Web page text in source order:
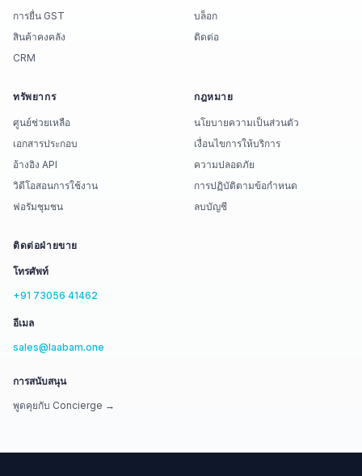
การยื่น GST
สินค้าคงคลัง
CRM
บล็อก
ติดต่อ
ทรัพยากร
ศูนย์ช่วยเหลือ
เอกสารประกอบ
อ้างอิง API
วิดีโอสอนการใช้งาน
ฟอรัมชุมชน
กฎหมาย
นโยบายความเป็นส่วนตัว
เงื่อนไขการให้บริการ
ความปลอดภัย
การปฏิบัติตามข้อกำหนด
ลบบัญชี
ติดต่อฝ่ายขาย
โทรศัพท์
+91 73056 41462
อีเมล
sales@laabam.one
การสนับสนุน
พูดคุยกับ Concierge →